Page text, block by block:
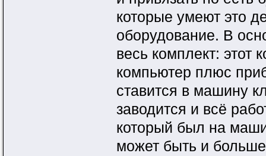
которые умеют это
оборудование. В
весь комплект: этот
компьютер плюс
ставится в машину
заводится и всё
который был на
может быть и